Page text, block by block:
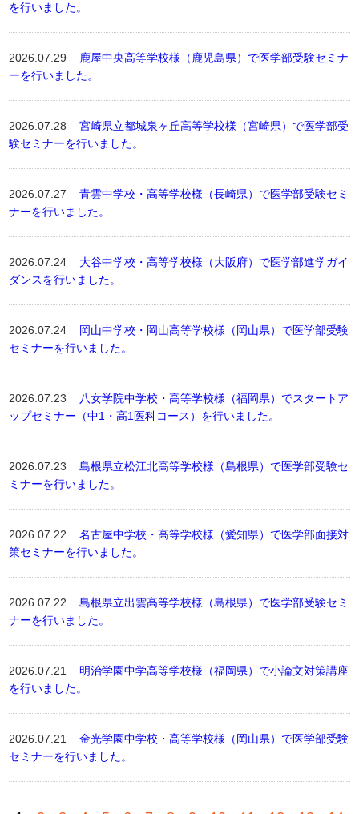
を行いました。
2026.07.29
鹿屋中央高等学校様（鹿児島県）で医学部受験セミナ
ーを行いました。
2026.07.28宮崎県立都城泉ヶ丘高等学校様（宮崎県）で医学部受
験セミナーを行いました。
2026.07.27青雲中学校・高等学校様（長崎県）で医学部受験セミ
ナーを行いました。
2026.07.24 大谷中学校・高等学校様（大阪府）で医学部進学ガイ
ダンスを行いました。
2026.07.24 岡山中学校・岡山高等学校様（岡山県）で医学部受験
セミナーを行いました。
2026.07.23
八女学院中学校・高等学校様（福岡県）でスタートア
ップセミナー（中1・高1医科コース）を行いました。
2026.07.23島根県立松江北高等学校様（島根県）で医学部受験セ
ミナーを行いました。
2026.07.22名古屋中学校・高等学校様（愛知県）で医学部面接対
策セミナーを行いました。
2026.07.22島根県立出雲高等学校様（島根県）で医学部受験セミ
ナーを行いました。
2026.07.21 明治学園中学高等学校様（福岡県）で小論文対策講座
を行いました。
2026.07.21金光学園中学校・高等学校様（岡山県）で医学部受験
セミナーを行いました。